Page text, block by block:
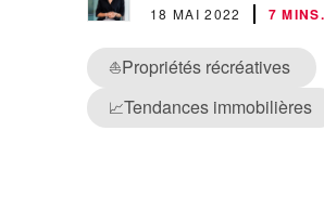
18 MAI 2022 7
⛵Propriétés récréatives
📈Tendances immobilières